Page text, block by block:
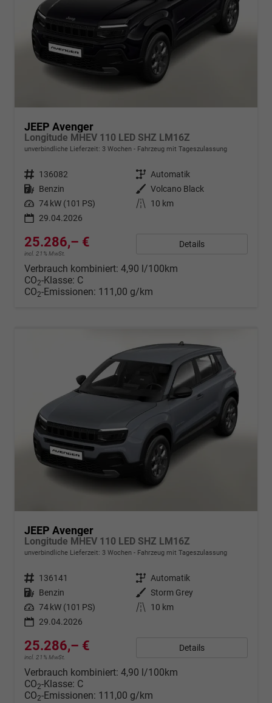
JEEP Avenger
Longitude MHEV 110 LED SHZ LM16Z
unverbindliche Lieferzeit: 3 Wochen Fahrzeug mit Tageszulassung
Fahrzeugnr. 136082 Getriebe Automatik
Kraftstoff Benzin Außenfarbe Volcano Black
Leistung 74 kW (101 PS) Kilometerstand
10 km
29.04.2026
25.286,– €
incl. 21% MwSt.
Details
Verbrauch kombiniert: 4,90 l/100km
CO2-Klasse: C
CO2-Emissionen: 111,00 g/km
JEEP Avenger
Longitude MHEV 110 LED SHZ LM16Z
unverbindliche Lieferzeit: 3 Wochen Fahrzeug mit Tageszulassung
Fahrzeugnr. 136141 Getriebe Automatik
Kraftstoff Benzin Außenfarbe Storm Grey
Leistung 74 kW (101 PS) Kilometerstand
10 km
29.04.2026
25.286,– €
incl. 21% MwSt.
Details
Verbrauch kombiniert: 4,90 l/100km
CO2-Klasse: C
CO2-Emissionen: 111,00 g/km